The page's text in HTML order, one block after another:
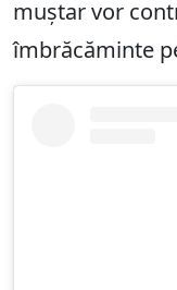
muștar vor
îmbrăcăminte